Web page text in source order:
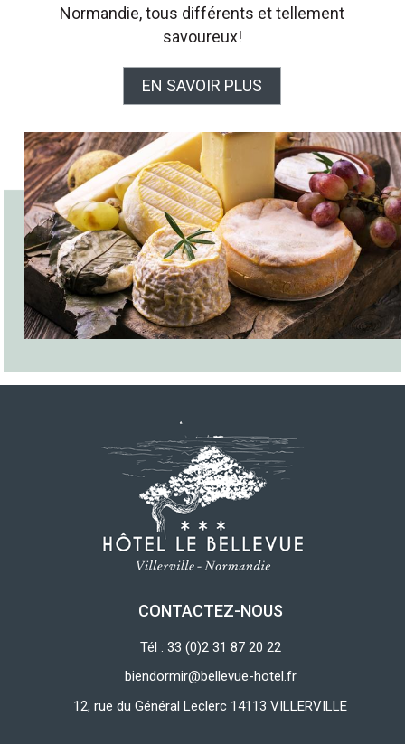
Normandie, tous différents et tellement
savoureux!
EN SAVOIR PLUS
CONTACTEZ-NOUS
Tél : 33 (0)2 31 87 20 22
biendormir@bellevue-hotel.fr
12, rue du Général Leclerc 14113 VILLERVILLE